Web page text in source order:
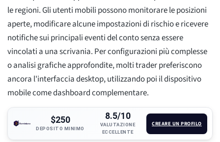
le regioni. Gli utenti mobili possono monitorare le posizioni
aperte, modificare alcune impostazioni di rischio e ricevere
notifiche sui principali eventi del conto senza essere
vincolati a una scrivania. Per configurazioni più complesse
o analisi grafiche approfondite, molti trader preferiscono
ancora l'interfaccia desktop, utilizzando poi il dispositivo
mobile come dashboard complementare.
$250
DEPOSITO MINIMO
8.5/10
VALUTAZIONE
ECCELLENTE
CREARE UN PROFILO